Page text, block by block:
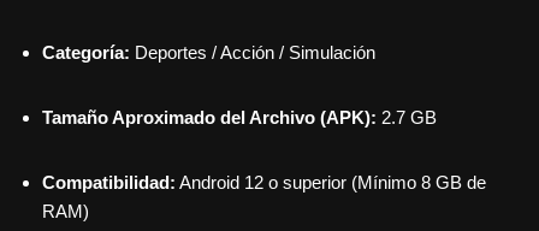
Categoría: Deportes / Acción / Simulación
Tamaño Aproximado del Archivo (APK): 2.7 GB
Compatibilidad: Android 12 o superior (Mínimo 8 GB de
RAM)